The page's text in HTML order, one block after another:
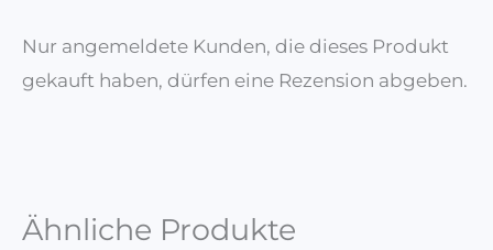
Nur angemeldete Kunden, die dieses Produkt
gekauft haben, dürfen eine Rezension abgeben.
Ähnliche Produkte